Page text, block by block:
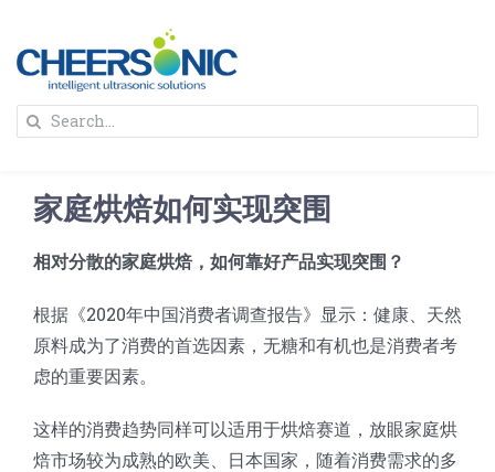
content
解决方案
圆蛋糕切割机
蛋糕切块机
奶酪切片
圆形奶酪切片
三明治/披萨/寿司切割
超声波设备
公司新闻
关于我们
Search
家庭烘焙如何实现突围
相对分散的家庭烘焙，如何靠好产品实现突围？
根据《2020年中国消费者调查报告》显示：健康、天然
原料成为了消费的首选因素，无糖和有机也是消费者考
虑的重要因素。
这样的消费趋势同样可以适用于烘焙赛道，放眼家庭烘
焙市场较为成熟的欧美、日本国家，随着消费需求的多